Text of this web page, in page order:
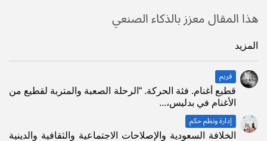
هذا المقال معزز بالذكاء الصنعي
المزيد
فريم
قطيع أغنام. فئة الحركة. “الرحلة الصعبة والمتربة لقطيع من
الأغنام في بدليس،...
إدارة ونظم حكم
الخلافة السعودية والإصلاحات الاجتماعية والثقافية والدينية